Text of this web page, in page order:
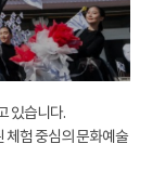
있습니다.
체험 중심의 문화예술